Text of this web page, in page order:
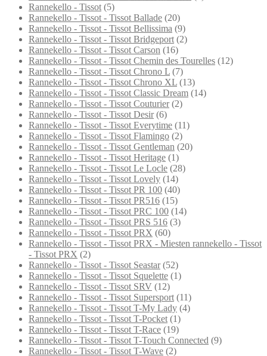
Rannekello - Tissot (5)
Rannekello - Tissot - Tissot Ballade (20)
Rannekello - Tissot - Tissot Bellissima (9)
Rannekello - Tissot - Tissot Bridgeport (2)
Rannekello - Tissot - Tissot Carson (16)
Rannekello - Tissot - Tissot Chemin des Tourelles (12)
Rannekello - Tissot - Tissot Chrono L (7)
Rannekello - Tissot - Tissot Chrono XL (13)
Rannekello - Tissot - Tissot Classic Dream (14)
Rannekello - Tissot - Tissot Couturier (2)
Rannekello - Tissot - Tissot Desir (6)
Rannekello - Tissot - Tissot Everytime (11)
Rannekello - Tissot - Tissot Flamingo (2)
Rannekello - Tissot - Tissot Gentleman (20)
Rannekello - Tissot - Tissot Heritage (1)
Rannekello - Tissot - Tissot Le Locle (28)
Rannekello - Tissot - Tissot Lovely (14)
Rannekello - Tissot - Tissot PR 100 (40)
Rannekello - Tissot - Tissot PR516 (15)
Rannekello - Tissot - Tissot PRC 100 (14)
Rannekello - Tissot - Tissot PRS 516 (3)
Rannekello - Tissot - Tissot PRX (60)
Rannekello - Tissot - Tissot PRX - Miesten rannekello - Tissot
- Tissot PRX (2)
Rannekello - Tissot - Tissot Seastar (52)
Rannekello - Tissot - Tissot Squelette (1)
Rannekello - Tissot - Tissot SRV (12)
Rannekello - Tissot - Tissot Supersport (11)
Rannekello - Tissot - Tissot T-My Lady (4)
Rannekello - Tissot - Tissot T-Pocket (1)
Rannekello - Tissot - Tissot T-Race (19)
Rannekello - Tissot - Tissot T-Touch Connected (9)
Rannekello - Tissot - Tissot T-Wave (2)